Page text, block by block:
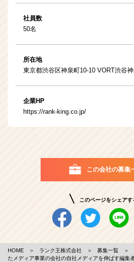
社員数
50名
所在地
東京都渋谷区神泉町10-10 VORT渋谷
企業HP
https://rank-king.co.jp/
この会社の募集
このページをシェアす
HOME ＞ ランク王株式会社 ＞ 募集一覧 ＞
たメディア事業の会社の自社メディアを伸ばす編集